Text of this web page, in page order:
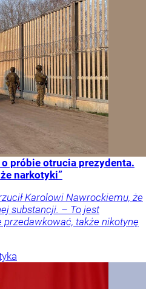
o próbie otrucia prezydenta.
narkotyki”
Karolowi Nawrockiemu, że
substancji. – To jest
przedawkować, także nikotynę